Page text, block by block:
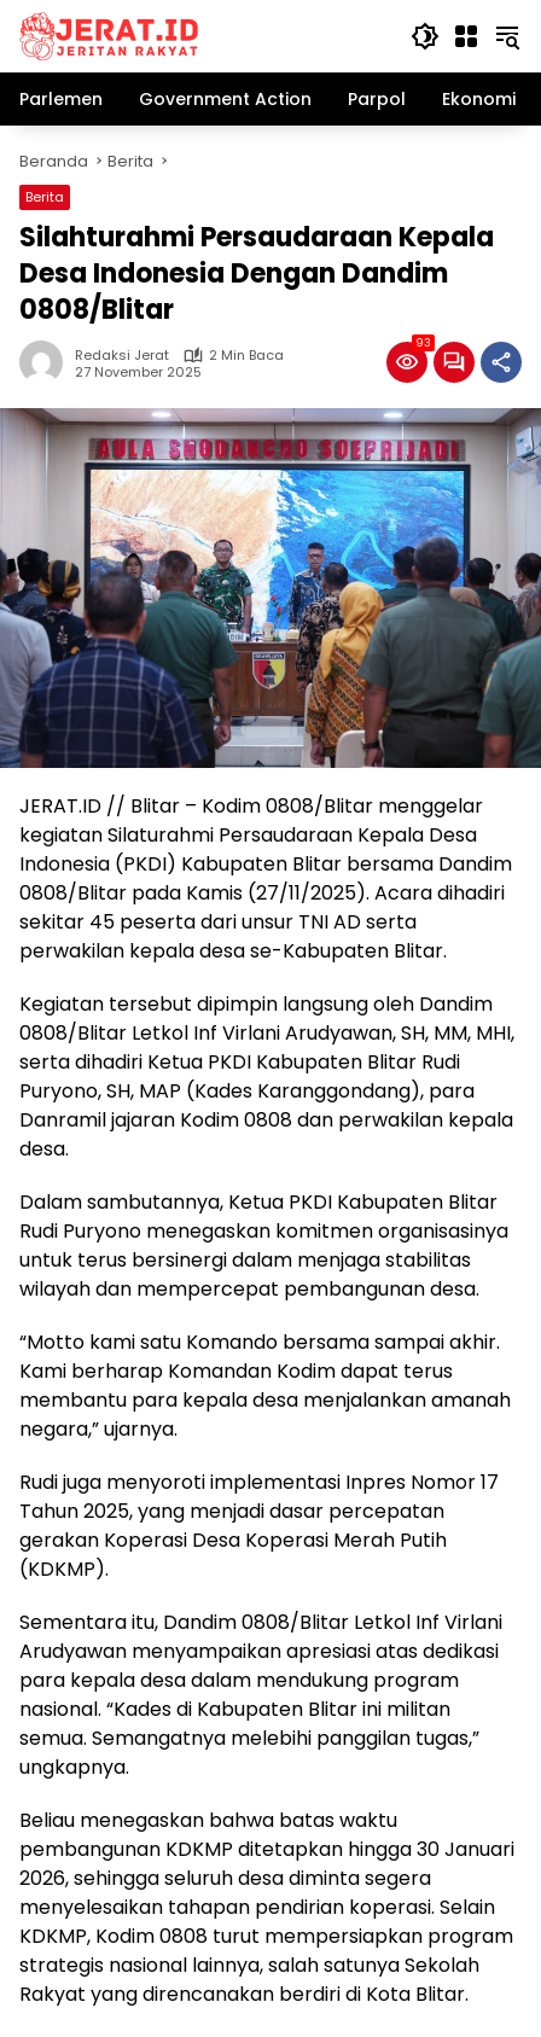
Langsung
konten
Parlemen
Government Action Parpol Ekonomi
Beranda Berita
Berita
Silahturahmi Persaudaraan Kepala
Desa Indonesia Dengan Dandim
0808/Blitar
Redaksi Jerat
2 Min Baca
27 November 2025
93
JERAT.ID // Blitar – Kodim 0808/Blitar menggelar
kegiatan Silaturahmi Persaudaraan Kepala Desa
Indonesia (PKDI) Kabupaten Blitar bersama Dandim
0808/Blitar pada Kamis (27/11/2025). Acara dihadiri
sekitar 45 peserta dari unsur TNI AD serta
perwakilan kepala desa se-Kabupaten Blitar.
Kegiatan tersebut dipimpin langsung oleh Dandim
0808/Blitar Letkol Inf Virlani Arudyawan, SH, MM, MHI,
serta dihadiri Ketua PKDI Kabupaten Blitar Rudi
Puryono, SH, MAP (Kades Karanggondang), para
Danramil jajaran Kodim 0808 dan perwakilan kepala
desa.
Dalam sambutannya, Ketua PKDI Kabupaten Blitar
Rudi Puryono menegaskan komitmen organisasinya
untuk terus bersinergi dalam menjaga stabilitas
wilayah dan mempercepat pembangunan desa.
“Motto kami satu Komando bersama sampai akhir.
Kami berharap Komandan Kodim dapat terus
membantu para kepala desa menjalankan amanah
negara,” ujarnya.
Rudi juga menyoroti implementasi Inpres Nomor 17
Tahun 2025, yang menjadi dasar percepatan
gerakan Koperasi Desa Koperasi Merah Putih
(KDKMP).
Sementara itu, Dandim 0808/Blitar Letkol Inf Virlani
Arudyawan menyampaikan apresiasi atas dedikasi
para kepala desa dalam mendukung program
nasional. “Kades di Kabupaten Blitar ini militan
semua. Semangatnya melebihi panggilan tugas,”
ungkapnya.
Beliau menegaskan bahwa batas waktu
pembangunan KDKMP ditetapkan hingga 30 Januari
2026, sehingga seluruh desa diminta segera
menyelesaikan tahapan pendirian koperasi. Selain
KDKMP, Kodim 0808 turut mempersiapkan program
strategis nasional lainnya, salah satunya Sekolah
Rakyat yang direncanakan berdiri di Kota Blitar.